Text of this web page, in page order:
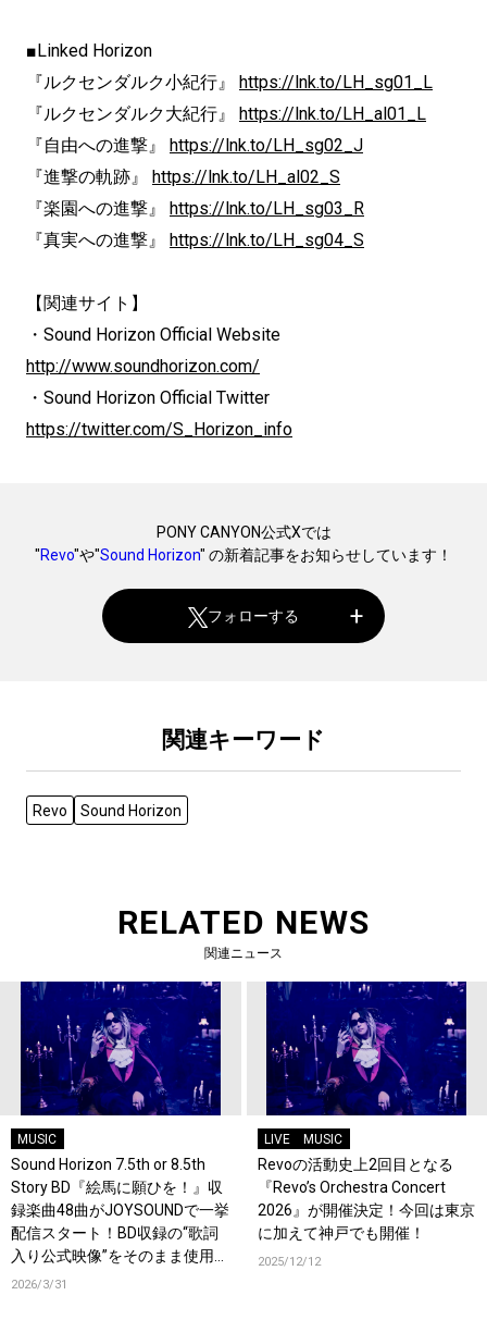
■Linked Horizon
『ルクセンダルク小紀行』
https://lnk.to/LH_sg01_L
『ルクセンダルク大紀行』
https://lnk.to/LH_al01_L
『自由への進撃』
https://lnk.to/LH_sg02_J
『進撃の軌跡』
https://lnk.to/LH_al02_S
『楽園への進撃』
https://lnk.to/LH_sg03_R
『真実への進撃』
https://lnk.to/LH_sg04_S
【関連サイト】
・Sound Horizon Official Website
http://www.soundhorizon.com/
・Sound Horizon Official Twitter
https://twitter.com/S_Horizon_info
PONY CANYON公式Xでは
"Revo"や"Sound Horizon" の新着記事をお知らせしています！
フォローする
関連キーワード
Revo Sound Horizon
RELATED NEWS
関連ニュース
MUSIC
Sound Horizon 7.5th or 8.5th
Story BD『絵馬に願ひを！』収
録楽曲48曲がJOYSOUNDで一挙
配信スタート！BD収録の“歌詞
入り公式映像”をそのまま使用し
た特別仕様のコンテンツ！
2026/3/31
LIVE MUSIC
Revoの活動史上2回目となる
『Revo’s Orchestra Concert
2026』が開催決定！今回は東京
に加えて神戸でも開催！
2025/12/12